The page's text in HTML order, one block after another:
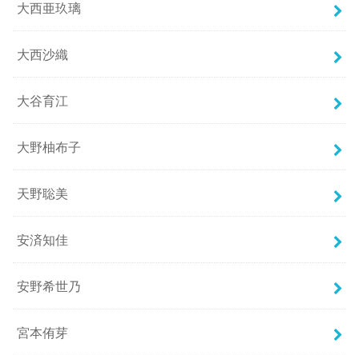
大西亜玖璃
大西沙織
大谷育江
大野柚布子
天野聡美
安済知佳
安野希世乃
宮本侑芽